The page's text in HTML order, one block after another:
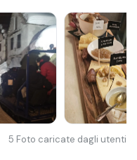
5 Foto caricate dagli utenti